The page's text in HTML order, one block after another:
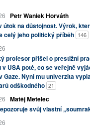
Petr Waniek Horváth
útok na důstojnost. Výrok,
celý jeho politický příběh 146
profesor přišel o prestižní
v USA poté, co se veřejně
Gaze. Nyní mu univerzita
odškodného 21
Matěj Metelec
svůj vlastní